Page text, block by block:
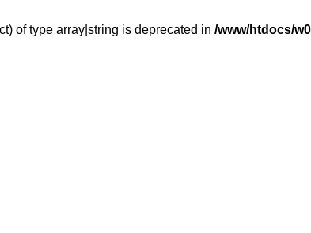
of type array|string is deprecated in /www/htdocs/